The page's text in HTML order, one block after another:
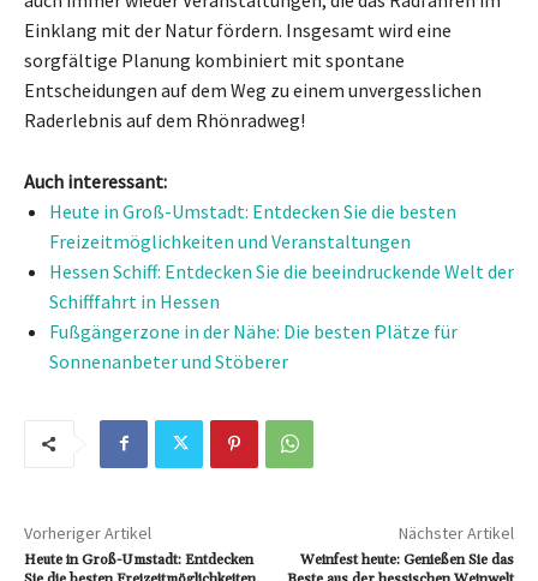
Einklang mit der Natur fördern. Insgesamt wird eine
sorgfältige Planung kombiniert mit spontane
Entscheidungen auf dem Weg zu einem unvergesslichen
Raderlebnis auf dem Rhönradweg!
Auch interessant:
Heute in Groß-Umstadt: Entdecken Sie die besten
Freizeitmöglichkeiten und Veranstaltungen
Hessen Schiff: Entdecken Sie die beeindruckende Welt der
Schifffahrt in Hessen
Fußgängerzone in der Nähe: Die besten Plätze für
Sonnenanbeter und Stöberer
Vorheriger Artikel
Heute in Groß-Umstadt: Entdecken
Nächster Artikel
Weinfest heute: Genießen Sie das